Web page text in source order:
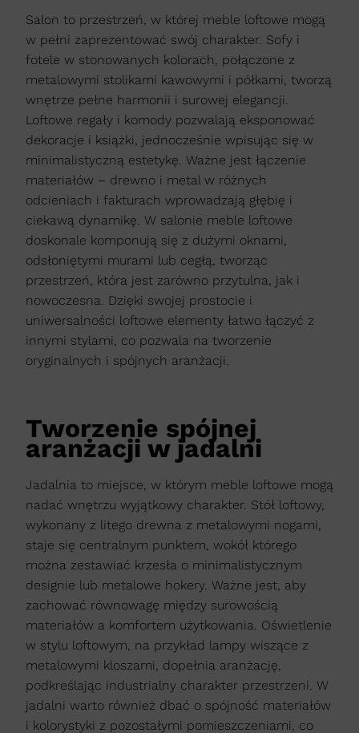
Salon to przestrzeń, w której meble loftowe mogą
w pełni zaprezentować swój charakter. Sofy i
fotele w stonowanych kolorach, połączone z
metalowymi stolikami kawowymi i półkami, tworzą
wnętrze pełne harmonii i surowej elegancji.
Loftowe regały i komody pozwalają eksponować
dekoracje i książki, jednocześnie wpisując się w
minimalistyczną estetykę. Ważne jest łączenie
materiałów – drewno i metal w różnych
odcieniach i fakturach wprowadzają głębię i
ciekawą dynamikę. W salonie meble loftowe
doskonale komponują się z dużymi oknami,
odsłoniętymi murami lub cegłą, tworząc
przestrzeń, która jest zarówno przytulna, jak i
nowoczesna. Dzięki swojej prostocie i
uniwersalności loftowe elementy łatwo łączyć z
innymi stylami, co pozwala na tworzenie
oryginalnych i spójnych aranżacji.
Tworzenie spójnej
aranżacji w jadalni
Jadalnia to miejsce, w którym meble loftowe mogą
nadać wnętrzu wyjątkowy charakter. Stół loftowy,
wykonany z litego drewna z metalowymi nogami,
staje się centralnym punktem, wokół którego
można zestawiać krzesła o minimalistycznym
designie lub metalowe hokery. Ważne jest, aby
zachować równowagę między surowością
materiałów a komfortem użytkowania. Oświetlenie
w stylu loftowym, na przykład lampy wiszące z
metalowymi kloszami, dopełnia aranżację,
podkreślając industrialny charakter przestrzeni. W
jadalni warto również dbać o spójność materiałów
i kolorystyki z pozostałymi pomieszczeniami, co